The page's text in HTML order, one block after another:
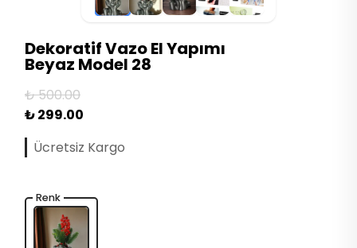
Dekoratif Vazo El Yapımı
Beyaz Model 28
₺ 500.00
₺ 299.00
Ücretsiz Kargo
Renk